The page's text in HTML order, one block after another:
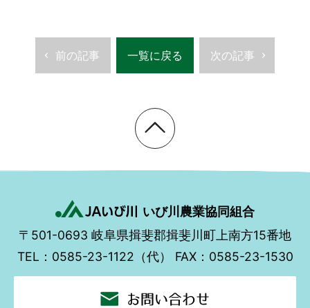
前の記事 一覧に戻る 次の記事
いび川農業協同組合
〒501-0693 岐阜県揖斐郡揖斐川町上南方15番地
TEL：0585-23-1122（代） FAX：0585-23-1530
お問い合わせ